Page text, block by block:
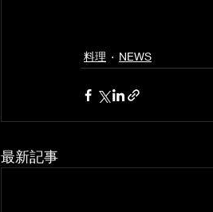
料理 NEWS
最新記事